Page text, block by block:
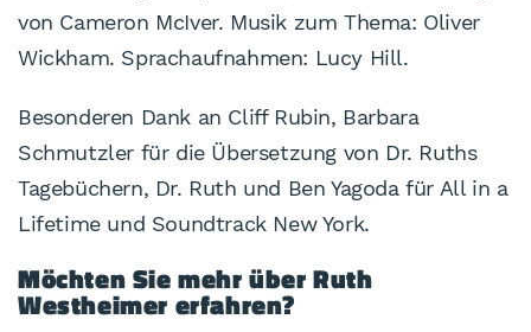
von Cameron McIver. Musik zum Thema: Oliver
Wickham. Sprachaufnahmen: Lucy Hill.
Besonderen Dank an Cliff Rubin, Barbara
Schmutzler für die Übersetzung von Dr. Ruths
Tagebüchern, Dr. Ruth und Ben Yagoda für All in a
Lifetime und Soundtrack New York.
Möchten Sie mehr über Ruth
Westheimer erfahren?